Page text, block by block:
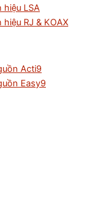
hiệu LSA
RJ & KOAX
Acti9
Easy9